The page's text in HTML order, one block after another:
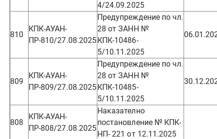
4/24.09.2025
810
КПК-АУАН-
ПР-810/27.08.2025
Предупреждение по чл.
28 от ЗАНН №
КПК-10486-
5/10.11.2025
809
КПК-АУАН-
ПР-809/27.08.2025
Предупреждение по чл.
28 от ЗАНН №
КПК-10485-
5/10.11.2025
808
КПК-АУАН-
ПР-808/27.08.2025
Наказателно
постановление № КПК-
НП- 221 от 12.11.2025